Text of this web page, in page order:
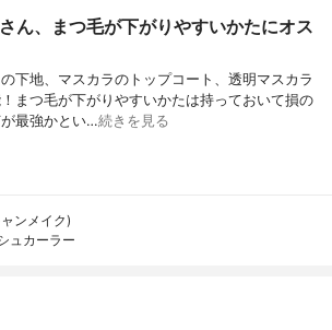
ん、まつ毛が下がりやすいかたにオス
下地、マスカラのトップコート、透明マスカラ
まつ毛が下がりやすいかたは持っておいて損の
最強かとい…続きを見る
ンメイク)
ュカーラー